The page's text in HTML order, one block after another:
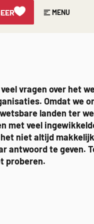
MENU
vragen over het
Omdat we
landen ter
met veel
het niet altijd makkelijk
antwoord te geven.
proberen.